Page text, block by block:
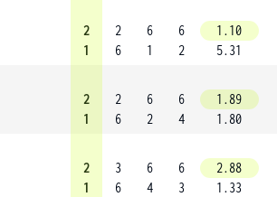
2
1
2
6
6
1
6
2
1.10
5.31
2
1
2
6
6
2
6
4
1.89
1.80
2
1
3
6
6
4
6
3
2.88
1.33